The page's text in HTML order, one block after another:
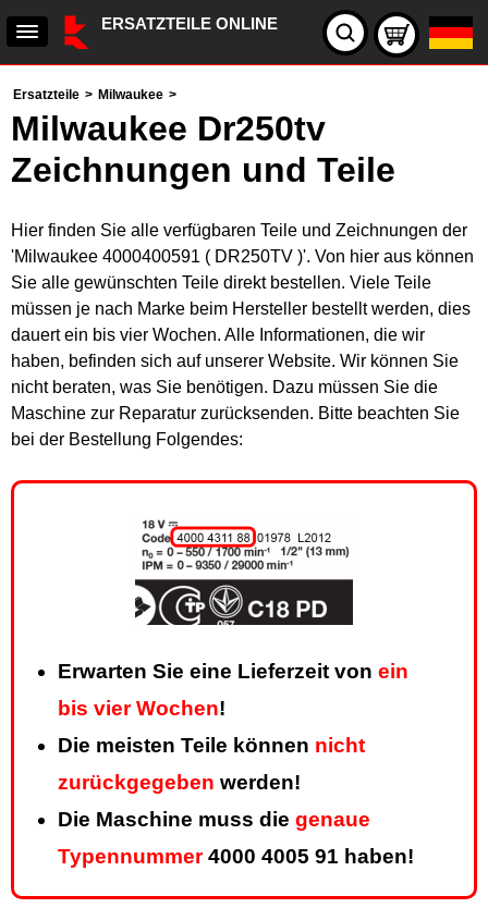
ERSATZTEILE ONLINE
Ersatzteile > Milwaukee >
Milwaukee Dr250tv
Zeichnungen und Teile
Hier finden Sie alle verfügbaren Teile und Zeichnungen der
'Milwaukee 4000400591 ( DR250TV )'. Von hier aus können
Sie alle gewünschten Teile direkt bestellen. Viele Teile
müssen je nach Marke beim Hersteller bestellt werden, dies
dauert ein bis vier Wochen. Alle Informationen, die wir
haben, befinden sich auf unserer Website. Wir können Sie
nicht beraten, was Sie benötigen. Dazu müssen Sie die
Maschine zur Reparatur zurücksenden. Bitte beachten Sie
bei der Bestellung Folgendes:
Erwarten Sie eine Lieferzeit von ein
bis vier Wochen!
Die meisten Teile können nicht
zurückgegeben werden!
Die Maschine muss die genaue
Typennummer4000 4005 91 haben!